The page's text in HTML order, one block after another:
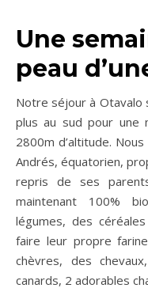
Une
peau
Notre séjour à Otavalo
plus au sud pour une
2800m d’altitude.
Andrés, équatorien,
repris de ses
maintenant 100%
légumes, des
faire leur propre
chèvres, des
canards, 2 adorables